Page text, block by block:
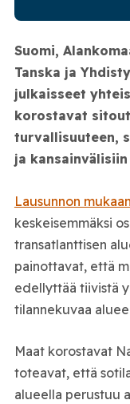
Suomi,
Tanska ja
julkaisseet
korostavat
turvallisuuteen,
ja
Lausunnon mukaan
keskeisemmäksi
transatlanttisen
painottavat, että
edellyttää tiivistä
tilannekuvaa
Maat korostavat
toteavat, että
alueella perustuu